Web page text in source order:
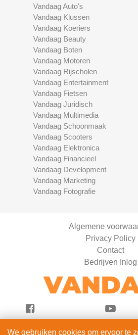
Vandaag Auto's
Vandaag Klussen
Vandaag Koeriers
Vandaag Beauty
Vandaag Boten
Vandaag Motoren
Vandaag Rijscholen
Vandaag Entertainment
Vandaag Fietsen
Vandaag Juridisch
Vandaag Multimedia
Vandaag Schoonmaak
Vandaag Scooters
Vandaag Elektronica
Vandaag Financieel
Vandaag Development
Vandaag Marketing
Vandaag Fotografie
Algemene
Privacy Policy
Contact
Bedrijven Inlog
We gebruiken cookies om ervoor te